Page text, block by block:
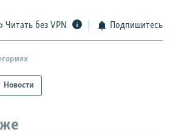
Читать без VPN Подпишитесь
Новости